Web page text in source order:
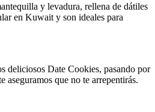
y levadura, rellena de dátiles
en Kuwait y son ideales para
deliciosos Date Cookies, pasando por
que no te arrepentirás.